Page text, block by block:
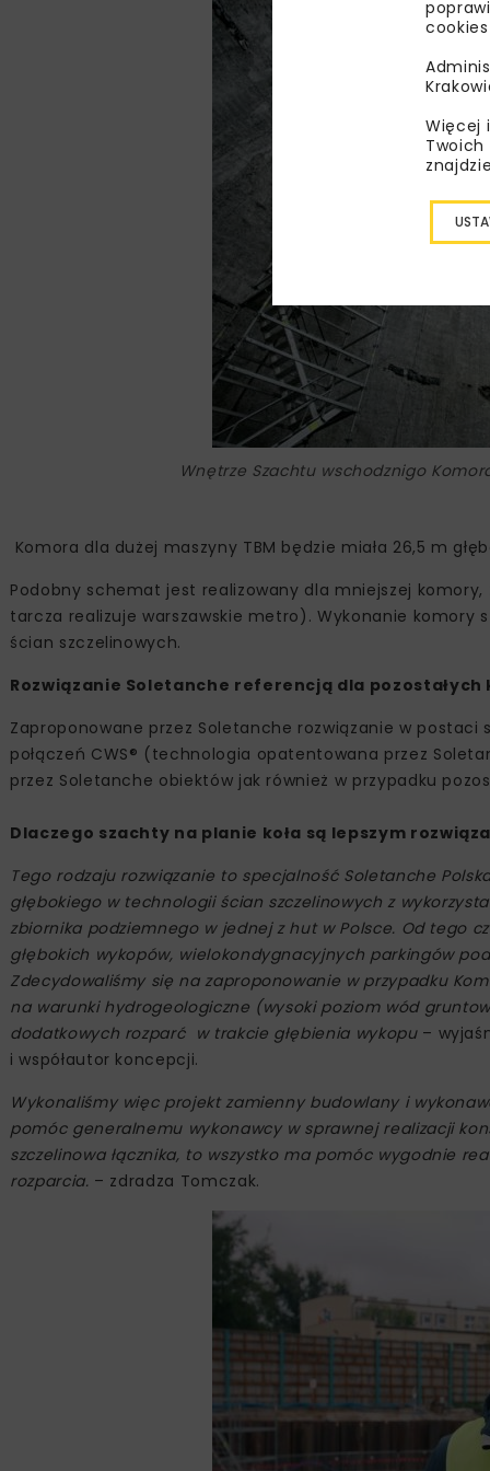
Wnętrze Szachtu wschodznigo
Komora dla dużej maszyny TBM będzie miała 26,5 m
Podobny schemat jest realizowany dla mniejszej
tarcza realizuje warszawskie metro). Wykonanie
ścian szczelinowych.
Rozwiązanie Soletanche referencją dla
Zaproponowane przez Soletanche rozwiązanie w
połączeń CWS® (technologia opatentowana przez
przez Soletanche obiektów jak również w przypadku
Dlaczego szachty na planie koła są lepszym
Tego rodzaju rozwiązanie to specjalność Soletanche
głębokiego w technologii ścian szczelinowych z
zbiornika podziemnego w jednej z hut w Polsce. Od tego
głębokich wykopów, wielokondygnacyjnych parkingów
Zdecydowaliśmy się na zaproponowanie w przypadku
na warunki hydrogeologiczne (wysoki poziom wód
dodatkowych rozparć w trakcie głębienia wykopu–
i współautor koncepcji.
Wykonaliśmy więc projekt zamienny budowlany i
pomóc generalnemu wykonawcy w sprawnej realizacji
szczelinowa łącznika, to wszystko ma pomóc wygodnie
rozparcia. – zdradza Tomczak.
Więcej